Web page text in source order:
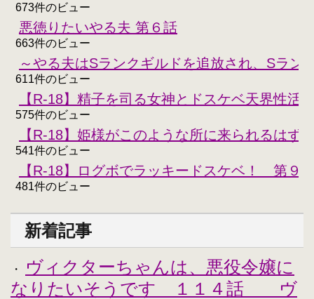
673件のビュー
悪徳りたいやる夫 第６話
663件のビュー
～やる夫はSランクギルドを追放され、Sラン
611件のビュー
【R-18】精子を司る女神とドスケベ天界性活
575件のビュー
【R-18】姫様がこのような所に来られるはず
541件のビュー
【R-18】ログボでラッキードスケベ！ 第９
481件のビュー
新着記事
・
ヴィクターちゃんは、悪役令嬢に
なりたいそうです １１４話 ヴ